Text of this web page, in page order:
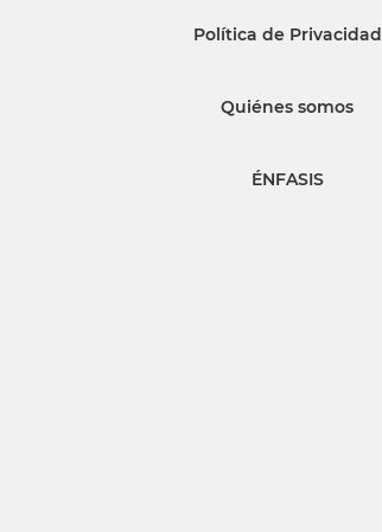
Política de Privacidad
Quiénes somos
ÉNFASIS